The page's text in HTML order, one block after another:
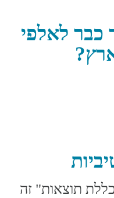
כבר לאלפי
תוצאות" זה